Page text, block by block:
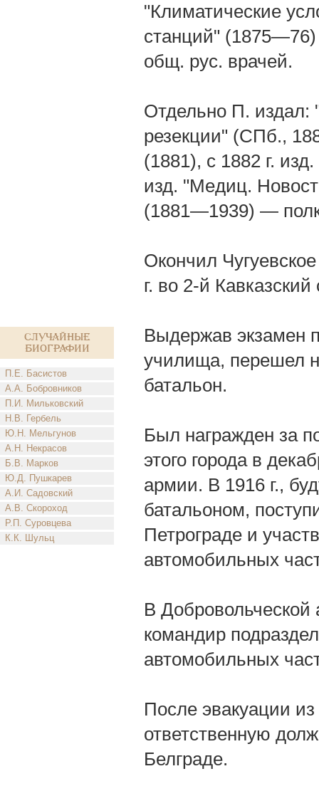
Случайные
биографии
П.Е. Басистов
А.А. Бобровников
П.И. Мильковский
Н.В. Гербель
Ю.Н. Мельгунов
А.Н. Некрасов
Б.В. Марков
Ю.Д. Пушкарев
А.И. Садовский
А.В. Скороход
Р.П. Суровцева
К.К. Шульц
"Климатические
станций"
общ. рус. врачей.
Отдельно П. издал:
резекции" (СПб.,
(1881), с 1882 г.
изд. "Meдиц.
(1881—1939) —
Окончил
г. во 2-й
Выдержав экзамен
училища, перешел
батальон.
Был награжден за
этого города в
армии. В 1916 г.,
батальоном,
Петрограде и
автомобильных
В
командир
автомобильных
После эвакуации
ответственную
Белграде.